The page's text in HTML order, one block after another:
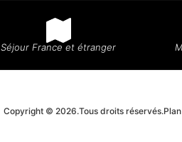
Séjour France et étranger
Copyright © 2026.Tous droits réservés.